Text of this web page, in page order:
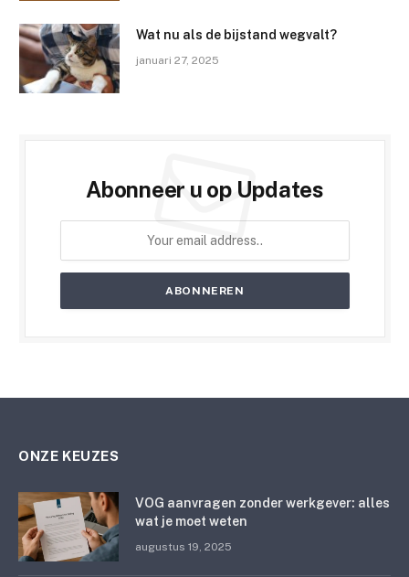
Wat nu als de bijstand wegvalt?
januari 27, 2025
Abonneer u op Updates
ONZE KEUZES
VOG aanvragen zonder werkgever: alles
wat je moet weten
augustus 19, 2025